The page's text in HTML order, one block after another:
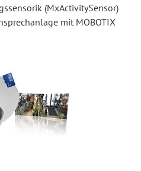
(MxActivitySensor)
mit MOBOTIX